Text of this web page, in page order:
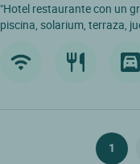
"Hotel restaurante con un
piscina, solarium, terraza,
1